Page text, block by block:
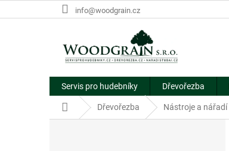
na
info@woodgrain.cz
Servis pro hudebníky Dřevořezba
Domů Dřevořezba Nástroje a nářadí